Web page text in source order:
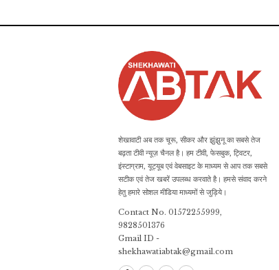
शेखावाटी अब तक चूरू, सीकर और झुंझुनू का सबसे तेज
बढ़ता टीवी न्यूज़ चैनल है। हम टीवी, फेसबुक, ट्विटर,
इंस्टाग्राम, यूट्यूब एवं वेबसाइट के माध्यम से आप तक सबसे
सटीक एवं तेज खबरें उपलब्ध करवाते है। हमसे संवाद करने
हेतु हमारे सोशल मीडिया माध्यमों से जुड़िये।
Contact No. 01572255999,
9828501376
Gmail ID -
shekhawatiabtak@gmail.com